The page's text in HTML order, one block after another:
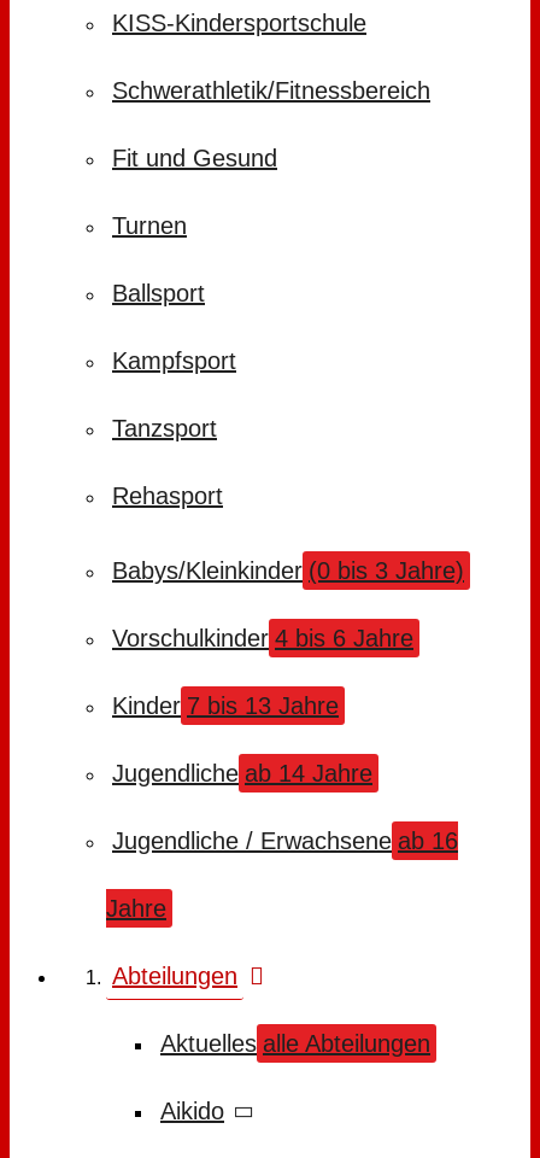
KISS-Kindersportschule
Schwerathletik/Fitnessbereich
Fit und Gesund
Turnen
Ballsport
Kampfsport
Tanzsport
Rehasport
Babys/Kleinkinder (0 bis 3 Jahre)
Vorschulkinder 4 bis 6 Jahre
Kinder 7 bis 13 Jahre
Jugendliche ab 14 Jahre
Jugendliche / Erwachsene ab 16
Jahre
Abteilungen
Aktuelles alle Abteilungen
Aikido